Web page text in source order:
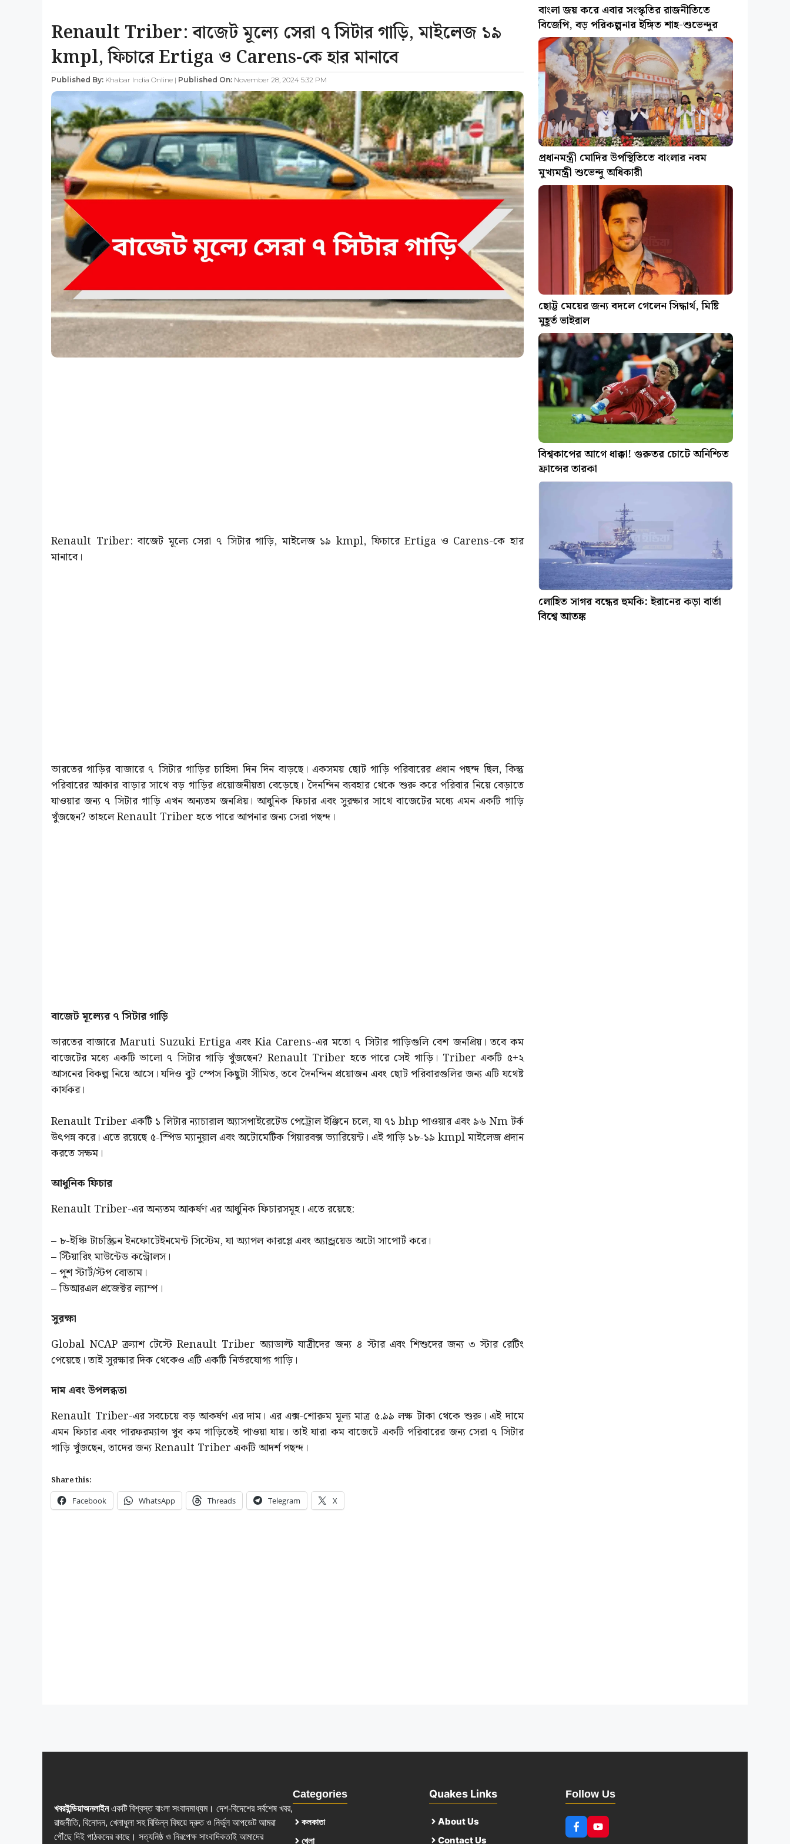
Renault Triber: বাজেট মূল্যে সেরা ৭ সিটার গাড়ি, মাইলেজ ১৯
kmpl, ফিচারে Ertiga ও Carens-কে হার মানাবে
Published By: Khabar India Online | Published On: November 28, 2024 5:32 PM
Renault Triber: বাজেট মূল্যে সেরা ৭ সিটার গাড়ি, মাইলেজ ১৯ kmpl, ফিচারে Ertiga ও Carens-কে হার
মানাবে।
ভারতের গাড়ির বাজারে ৭ সিটার গাড়ির চাহিদা দিন দিন বাড়ছে। একসময় ছোট গাড়ি পরিবারের প্রধান পছন্দ ছিল, কিন্তু
পরিবারের আকার বাড়ার সাথে বড় গাড়ির প্রয়োজনীয়তা বেড়েছে। দৈনন্দিন ব্যবহার থেকে শুরু করে পরিবার নিয়ে বেড়াতে
যাওয়ার জন্য ৭ সিটার গাড়ি এখন অন্যতম জনপ্রিয়। আধুনিক ফিচার এবং সুরক্ষার সাথে বাজেটের মধ্যে এমন একটি গাড়ি
খুঁজছেন? তাহলে Renault Triber হতে পারে আপনার জন্য সেরা পছন্দ।
বাজেট মূল্যের ৭ সিটার গাড়ি
ভারতের বাজারে Maruti Suzuki Ertiga এবং Kia Carens-এর মতো ৭ সিটার গাড়িগুলি বেশ জনপ্রিয়। তবে কম
বাজেটের মধ্যে একটি ভালো ৭ সিটার গাড়ি খুঁজছেন? Renault Triber হতে পারে সেই গাড়ি। Triber একটি ৫+২
আসনের বিকল্প নিয়ে আসে। যদিও বুট স্পেস কিছুটা সীমিত, তবে দৈনন্দিন প্রয়োজন এবং ছোট পরিবারগুলির জন্য এটি যথেষ্ট
কার্যকর।
Renault Triber একটি ১ লিটার ন্যাচারাল অ্যাসপাইরেটেড পেট্রোল ইঞ্জিনে চলে, যা ৭১ bhp পাওয়ার এবং ৯৬ Nm টর্ক
উৎপন্ন করে। এতে রয়েছে ৫-স্পিড ম্যানুয়াল এবং অটোমেটিক গিয়ারবক্স ভ্যারিয়েন্ট। এই গাড়ি ১৮-১৯ kmpl মাইলেজ প্রদান
করতে সক্ষম।
আধুনিক ফিচার
Renault Triber-এর অন্যতম আকর্ষণ এর আধুনিক ফিচারসমূহ। এতে রয়েছে:
– ৮-ইঞ্চি টাচস্ক্রিন ইনফোটেইনমেন্ট সিস্টেম, যা অ্যাপল কারপ্লে এবং অ্যান্ড্রয়েড অটো সাপোর্ট করে।
– স্টিয়ারিং মাউন্টেড কন্ট্রোলস।
– পুশ স্টার্ট/স্টপ বোতাম।
– ডিআরএল প্রজেক্টর ল্যাম্প।
সুরক্ষা
Global NCAP ক্র্যাশ টেস্টে Renault Triber অ্যাডাল্ট যাত্রীদের জন্য ৪ স্টার এবং শিশুদের জন্য ৩ স্টার রেটিং
পেয়েছে। তাই সুরক্ষার দিক থেকেও এটি একটি নির্ভরযোগ্য গাড়ি।
দাম এবং উপলব্ধতা
Renault Triber-এর সবচেয়ে বড় আকর্ষণ এর দাম। এর এক্স-শোরুম মূল্য মাত্র ৫.৯৯ লক্ষ টাকা থেকে শুরু। এই দামে
এমন ফিচার এবং পারফরম্যান্স খুব কম গাড়িতেই পাওয়া যায়। তাই যারা কম বাজেটে একটি পরিবারের জন্য সেরা ৭ সিটার
গাড়ি খুঁজছেন, তাদের জন্য Renault Triber একটি আদর্শ পছন্দ।
Share this:
Facebook WhatsApp Threads Telegram X
বাংলা জয় করে এবার সংস্কৃতির রাজনীতিতে
বিজেপি, বড় পরিকল্পনার ইঙ্গিত শাহ-শুভেন্দুর
প্রধানমন্ত্রী মোদির উপস্থিতিতে বাংলার নবম
মুখ্যমন্ত্রী শুভেন্দু অধিকারী
ছোট্ট মেয়ের জন্য বদলে গেলেন সিদ্ধার্থ, মিষ্টি
মুহূর্ত ভাইরাল
বিশ্বকাপের আগে ধাক্কা! গুরুতর চোটে অনিশ্চিত
ফ্রান্সের তারকা
লোহিত সাগর বন্ধের হুমকি: ইরানের কড়া বার্তা
বিশ্বে আতঙ্ক
খবরইন্ডিয়াঅনলাইনএকটি বিশ্বস্ত বাংলা সংবাদমাধ্যম। দেশ-বিদেশের সর্বশেষ খবর,
রাজনীতি, বিনোদন, খেলাধুলা সহ বিভিন্ন বিষয়ে দ্রুত ও নির্ভুল আপডেট আমরা
পৌঁছে দিই পাঠকদের কাছে। সত্যনিষ্ঠ ও নিরপেক্ষ সাংবাদিকতাই আমাদের
Categories
কলকাতা
খেলা
Quakes Links
About Us
Contact Us
Follow Us